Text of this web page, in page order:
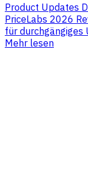
Product Updates
PriceLabs 2026
für durchgängiges
Mehr lesen